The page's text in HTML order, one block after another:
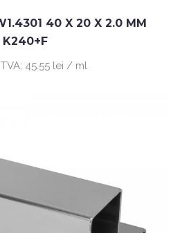
40 X 20 X 2.0 MM
K240+F
45.55 lei / ml